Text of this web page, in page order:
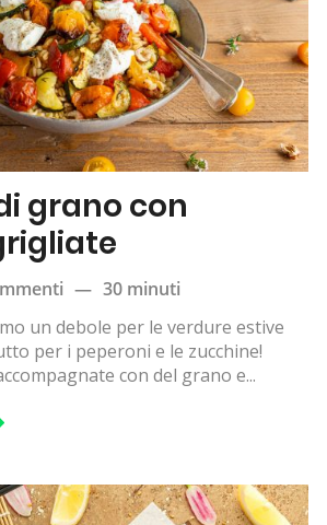
grano con
— 30 minuti
un debole per le verdure estive
per i peperoni e le zucchine!
con del grano e...